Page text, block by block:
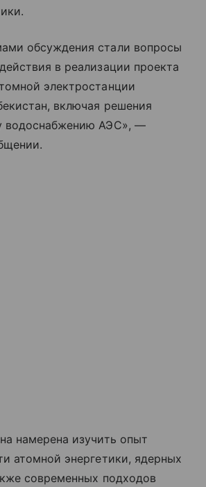
обсуждения стали вопросы
в реализации проекта
электростанции
включая решения
водоснабжению АЭС», —
намерена изучить опыт
атомной энергетики, ядерных
современных подходов